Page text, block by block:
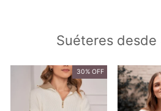
Suéteres desde
30% OFF